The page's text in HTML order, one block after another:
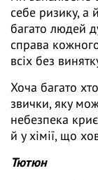
себе ризику, а
багато людей
справа
всіх без
Хоча багато
звички, яку
небезпека
й у хімії, що
Тютюн